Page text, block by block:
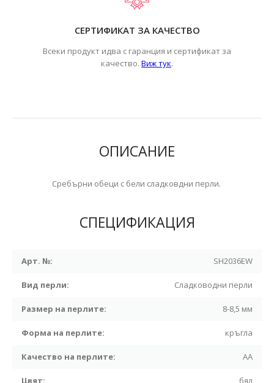
СЕРТИФИКАТ ЗА КАЧЕСТВО
Всеки продукт идва с гаранция и сертификат за
качество. Виж тук.
ОПИСАНИЕ
Сребърни обеци с бели сладковдни перли.
СПЕЦИФИКАЦИЯ
Арт. №: SH2036EW
Вид перли: Сладководни перли
Размер на перлите: 8-8,5 мм
Форма на перлите: кръгла
Качество на перлите: АА
Цвят: бял